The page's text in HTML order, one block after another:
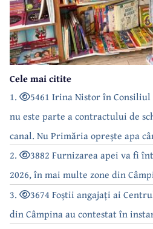
Cele mai citite
1.
5461 Irina Nistor în
nu este parte a contractului de
canal. Nu Primăria oprește apa
2.
3882 Furnizarea apei va fi
2026, în mai multe zone din
3.
3674 Foștii angajați ai
din Câmpina au contestat în